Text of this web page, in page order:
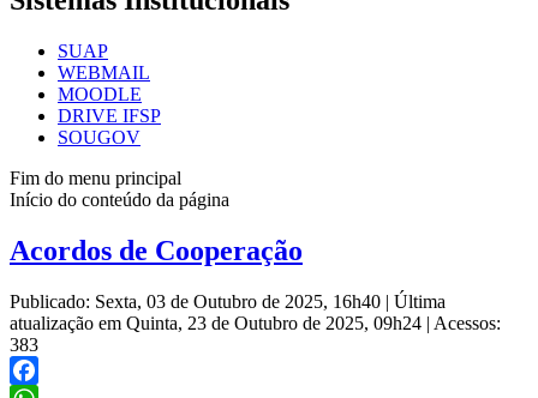
SUAP
WEBMAIL
MOODLE
DRIVE IFSP
SOUGOV
Fim do menu principal
Início do conteúdo da página
Acordos de Cooperação
Publicado: Sexta, 03 de Outubro de 2025, 16h40 | Última
atualização em Quinta, 23 de Outubro de 2025, 09h24 | Acessos:
383